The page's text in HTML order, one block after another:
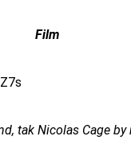
Film
tak Nicolas Cage